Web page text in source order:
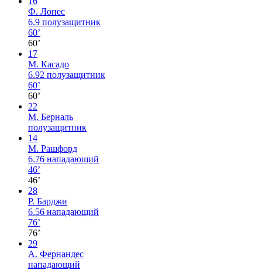
Ф. Лопес
6.9 полузащитник
60’
60’
17
М. Касадо
6.92 полузащитник
60’
60’
22
М. Берналь
полузащитник
14
М. Рашфорд
6.76 нападающий
46’
46’
28
Р. Барджи
6.56 нападающий
76’
76’
29
А. Фернандес
нападающий